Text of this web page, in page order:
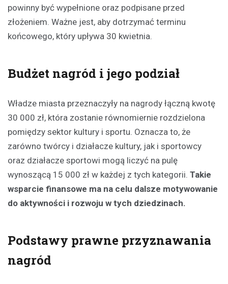
powinny być wypełnione oraz podpisane przed
złożeniem. Ważne jest, aby dotrzymać terminu
końcowego, który upływa 30 kwietnia.
Budżet nagród i jego podział
Władze miasta przeznaczyły na nagrody łączną kwotę
30 000 zł, która zostanie równomiernie rozdzielona
pomiędzy sektor kultury i sportu. Oznacza to, że
zarówno twórcy i działacze kultury, jak i sportowcy
oraz działacze sportowi mogą liczyć na pulę
wynoszącą 15 000 zł w każdej z tych kategorii. Takie
wsparcie finansowe ma na celu dalsze motywowanie
do aktywności i rozwoju w tych dziedzinach.
Podstawy prawne przyznawania
nagród